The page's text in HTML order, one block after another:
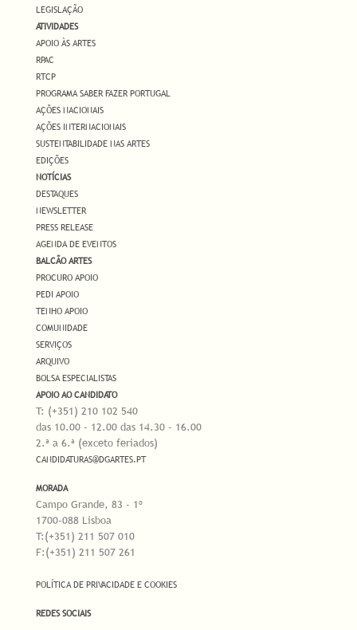
LEGISLAÇÃO
ATIVIDADES
APOIO ÀS ARTES
RPAC
RTCP
PROGRAMA SABER FAZER PORTUGAL
AÇÕES NACIONAIS
AÇÕES INTERNACIONAIS
SUSTENTABILIDADE NAS ARTES
EDIÇÕES
NOTÍCIAS
DESTAQUES
NEWSLETTER
PRESS RELEASE
AGENDA DE EVENTOS
BALCÃO ARTES
PROCURO APOIO
PEDI APOIO
TENHO APOIO
COMUNIDADE
SERVIÇOS
ARQUIVO
BOLSA ESPECIALISTAS
APOIO AO CANDIDATO
T: (+351) 210 102 540
das 10.00 - 12.00 das 14.30 - 16.00
2.ª a 6.ª (exceto feriados)
CANDIDATURAS@DGARTES.PT
MORADA
Campo Grande, 83 - 1º
1700-088 Lisboa
T:(+351) 211 507 010
F:(+351) 211 507 261
POLÍTICA DE PRIVACIDADE E COOKIES
REDES SOCIAIS